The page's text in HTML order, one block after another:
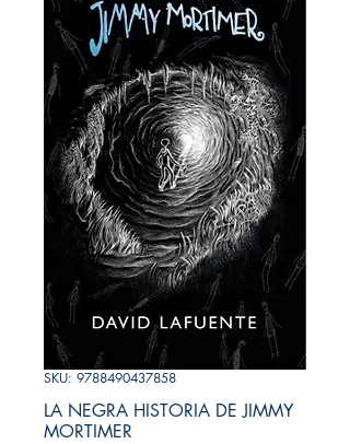
SKU: 9788490437858
LA NEGRA HISTORIA DE JIMMY
MORTIMER